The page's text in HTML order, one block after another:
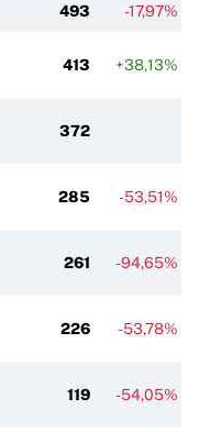
493 -17,97%
413 +38,13%
372
285 -53,51%
261 -94,65%
226 -53,78%
119 -54,05%